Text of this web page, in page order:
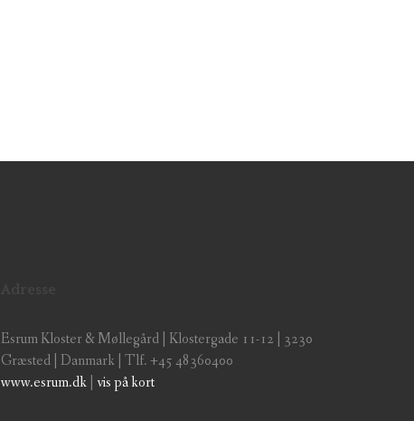
Esrum Kloster & Møllegård | Klostergade 11-12 | 3230
Græsted | Danmark | Tlf. +45 48360400
www.esrum.dk vis på kort